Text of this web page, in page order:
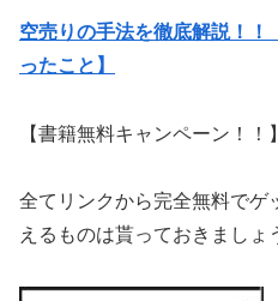
空売りの手法を徹底解説！
ったこと】
【書籍無料キャンペーン！！】
全てリンクから完全無料でゲ
えるものは貰っておきましょ